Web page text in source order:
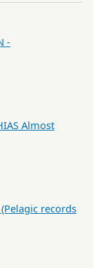
-
Almost
records